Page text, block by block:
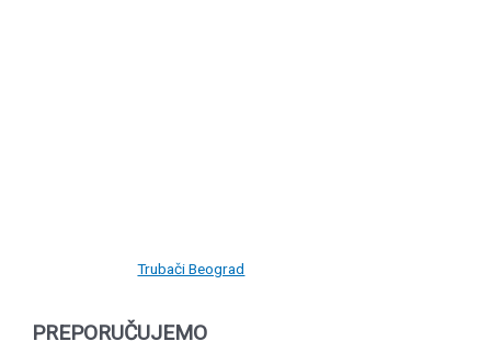
Trubači Beograd
PREPORUČUJEMO